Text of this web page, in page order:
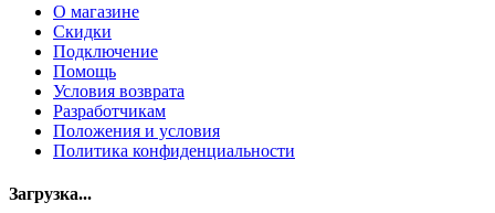
О магазине
Скидки
Подключение
Помощь
Условия возврата
Разработчикам
Положения и условия
Политика конфиденциальности
Загрузка...